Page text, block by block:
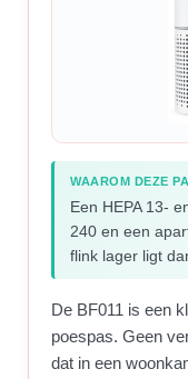
WAAROM DEZE
Een HEPA 13-
240 en een
flink lager ligt
De BF011 is een
poespas. Geen
dat in een